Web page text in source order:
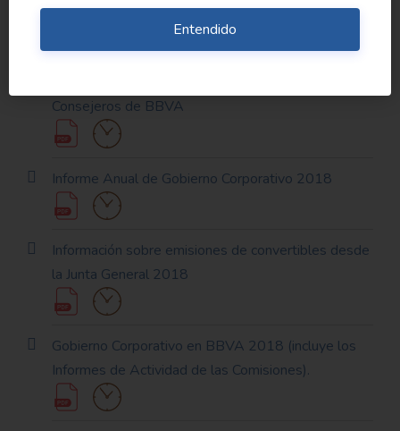
Entendido
Día
Consejeros de BBVA
Informe Anual de Gobierno Corporativo 2018
Información sobre emisiones de convertibles desde
la Junta General 2018
Gobierno Corporativo en BBVA 2018 (incluye los
Informes de Actividad de las Comisiones).